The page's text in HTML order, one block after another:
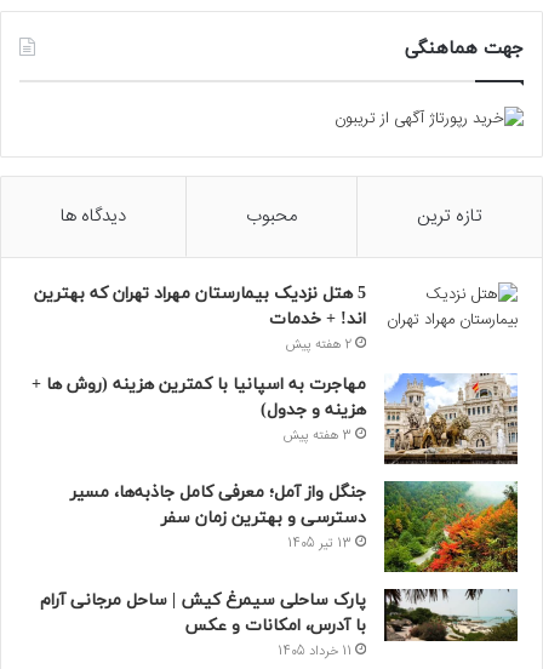
جهت هماهنگی
تازه ترین محبوب دیدگاه ها
5 هتل نزدیک بیمارستان مهراد تهران که بهترین‌
اند! + خدمات
2 هفته پیش
مهاجرت به اسپانیا با کمترین هزینه (روش ها +
هزینه و جدول)
3 هفته پیش
جنگل واز آمل؛ معرفی کامل جاذبه‌ها، مسیر
دسترسی و بهترین زمان سفر
13 تیر 1405
پارک ساحلی سیمرغ کیش | ساحل مرجانی آرام
با آدرس، امکانات و عکس
11 خرداد 1405